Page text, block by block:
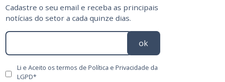
Cadastre o seu email e receba as principais
notícias do setor a cada quinze dias.
ok
Li e Aceito os termos de Política e Privacidade da
LGPD*